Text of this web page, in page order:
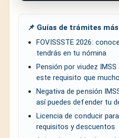
📌 Guías de trámites
FOVISSSTE 2026:
tendrás en tu nómina
Pensión por viudez
este requisito que
Negativa de pensión
así puedes defender tu
Licencia de conducir
requisitos y descuentos